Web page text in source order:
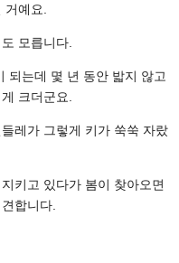
예요.
모릅니다.
되는데 몇 년 동안 밟지 않고
크더군요.
레가 그렇게 키가 쑥쑥 자랐
키고 있다가 봄이 찾아오면
합니다.